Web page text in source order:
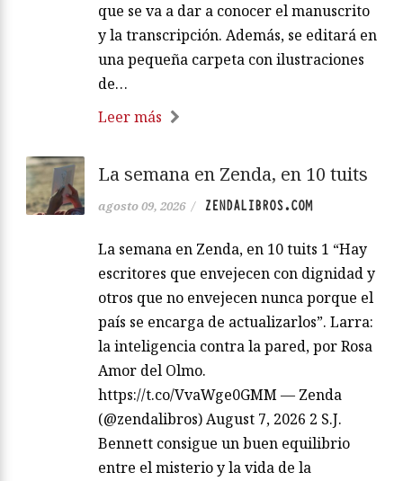
que se va a dar a conocer el manuscrito
y la transcripción. Además, se editará en
una pequeña carpeta con ilustraciones
de…
Leer más
La semana en Zenda, en 10 tuits
agosto 09, 2026 / ZENDALIBROS.COM
La semana en Zenda, en 10 tuits 1 “Hay
escritores que envejecen con dignidad y
otros que no envejecen nunca porque el
país se encarga de actualizarlos”. Larra:
la inteligencia contra la pared, por Rosa
Amor del Olmo.
https://t.co/VvaWge0GMM — Zenda
(@zendalibros) August 7, 2026 2 S.J.
Bennett consigue un buen equilibrio
entre el misterio y la vida de la